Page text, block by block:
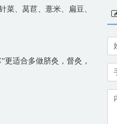
菜、莴苣、薏米、扁豆、
更适合多做脐灸，督灸，